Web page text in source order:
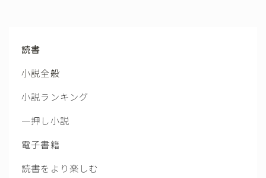
読書
小説全般
小説ランキング
一押し小説
電子書籍
読書をより楽しむ